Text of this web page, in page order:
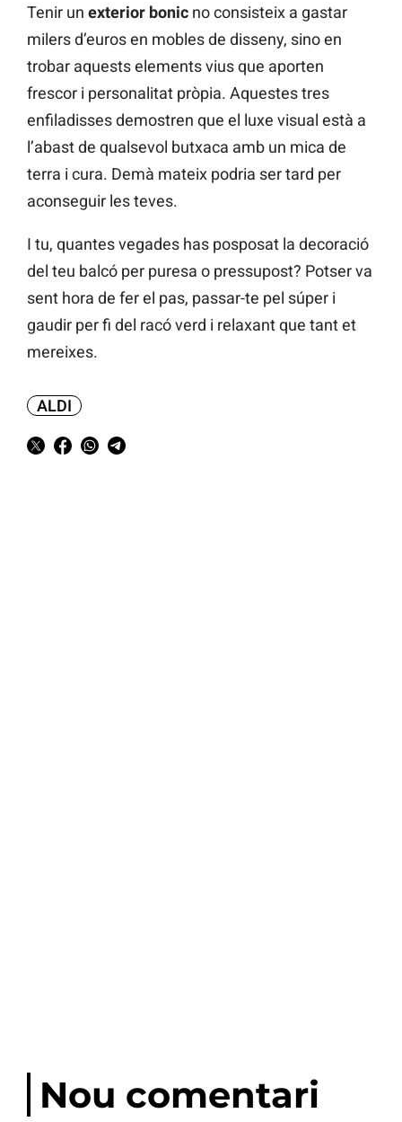
Tenir un exterior bonic no consisteix a gastar
milers d’euros en mobles de disseny, sino en
trobar aquests elements vius que aporten
frescor i personalitat pròpia. Aquestes tres
enfiladisses demostren que el luxe visual està a
l’abast de qualsevol butxaca amb un mica de
terra i cura. Demà mateix podria ser tard per
aconseguir les teves.
I tu, quantes vegades has posposat la decoració
del teu balcó per puresa o pressupost? Potser va
sent hora de fer el pas, passar-te pel súper i
gaudir per fi del racó verd i relaxant que tant et
mereixes.
ALDI
Nou comentari